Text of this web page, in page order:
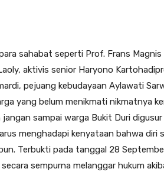
sahabat seperti Prof. Frans
aktivis senior Haryono
pejuang kebudayaan Aylawati
yang belum menikmati nikmatnya
sampai warga Bukit Duri
menghadapi kenyataan bahwa diri
Terbukti pada tanggal 28
sempurna melanggar hukum